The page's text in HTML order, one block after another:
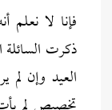
فإنا لا نعلم
ذكرت
العيد وإن لم